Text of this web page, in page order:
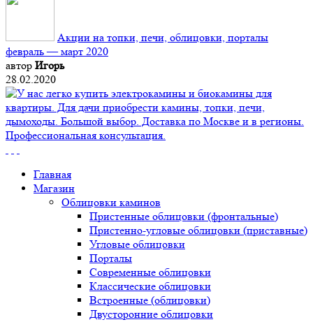
Акции на топки, печи, облицовки, порталы
февраль — март 2020
автор Игорь
28.02.2020
Главная
Магазин
Облицовки каминов
Пристенные облицовки (фронтальные)
Пристенно-угловые облицовки (приставные)
Угловые облицовки
Порталы
Современные облицовки
Классические облицовки
Встроенные (облицовки)
Двусторонние облицовки